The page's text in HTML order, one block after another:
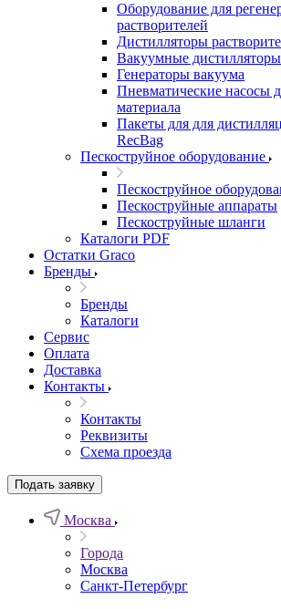
Оборудование для
растворителей
Дистилляторы
Вакуумные дистилляторы
Генераторы вакуума
Пневматические насосы
материала
Пакеты для для
RecBag
Пескоструйное оборудование
Пескоструйное
Пескоструйные аппараты
Пескоструйные шланги
Каталоги PDF
Остатки Graco
Бренды
Бренды
Каталоги
Сервис
Оплата
Доставка
Контакты
Контакты
Реквизиты
Схема проезда
Подать заявку
Москва
Города
Москва
Санкт-Петербург